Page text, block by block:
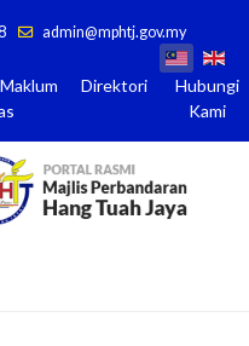
admin@mphtj.gov.my
Direktori
Hubungi
Kami